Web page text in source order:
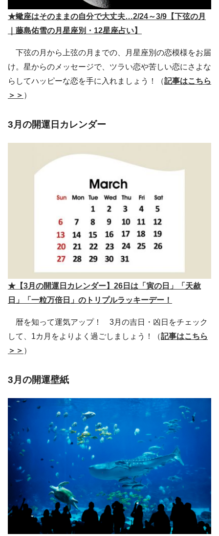
★蠍座はそのままの自分で大丈夫…2/24～3/9【下弦の月
｜藤島佑雪の月星座別・12星座占い】
下弦の月から上弦の月までの、月星座別の恋模様をお届
け。星からのメッセージで、ツラい恋や苦しい恋にさよな
らしてハッピーな恋を手に入れましょう！（記事はこちら
＞＞ ）
3月の開運日カレンダー
★【3月の開運日カレンダー】26日は「寅の日」「天赦
日」「一粒万倍日」のトリプルラッキーデー！
暦を知って運気アップ！ 3月の吉日・凶日をチェック
して、1カ月をよりよく過ごしましょう！（記事はこちら
＞＞ ）
3月の開運壁紙